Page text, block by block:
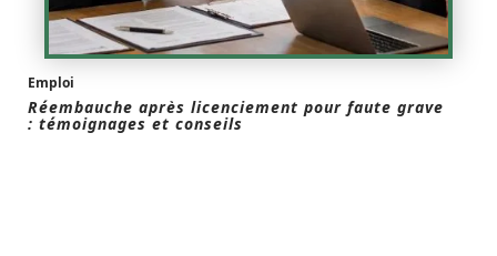
Emploi
Réembauche après licenciement pour faute grave
: témoignages et conseils